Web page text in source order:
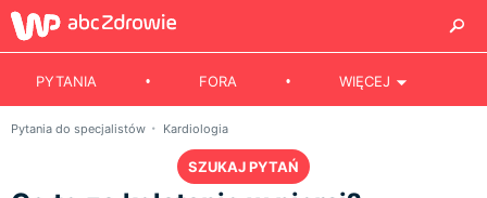
PYTANIA FORA WIĘCEJ
Pytania do specjalistów Kardiologia
SZUKAJ PYTAŃ